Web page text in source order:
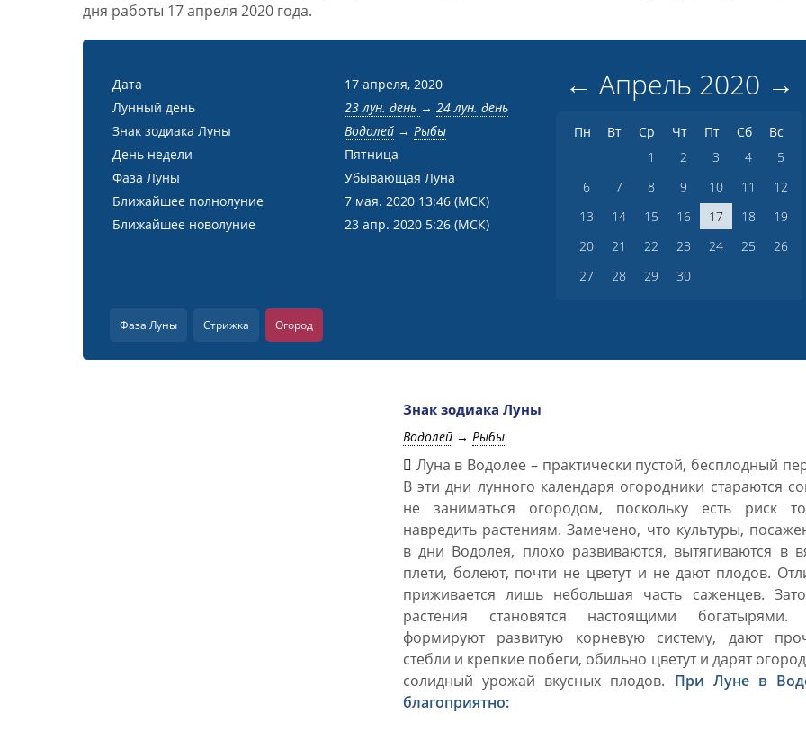
дня работы 17 апреля 2020 года.
Дата
17 апреля, 2020
Лунный день
23 лун. день → 24 лун. день
Знак зодиака Луны
Водолей→ Рыбы
День недели
Пятница
Фаза Луны
Убывающая Луна
Ближайшее полнолуние
7 мая. 2020 13:46 (МСК)
Ближайшее новолуние
23 апр. 2020 5:26 (МСК)
← Апрель 2020 →
Пн Вт Ср Чт Пт Сб
Вс
1
2 3 4
5
6
7 8 9 10 11
12
13
14 15 16 17 18
19
20
21 22 23 24 25
26
27
28 29 30
Фаза Луны Стрижка Огород
Знак зодиака Луны
Водолей→ Рыбы
Луна в Водолее – практически пустой, бесплодный
В эти дни лунного календаря огородники стараются
не заниматься огородом, поскольку есть риск
навредить растениям. Замечено, что культуры,
в дни Водолея, плохо развиваются, вытягиваются в
плети, болеют, почти не цветут и не дают плодов.
приживается лишь небольшая часть саженцев.
растения становятся настоящими
формируют развитую корневую систему, дают
стебли и крепкие побеги, обильно цветут и дарят
солидный урожай вкусных плодов. При Луне в
благоприятно: